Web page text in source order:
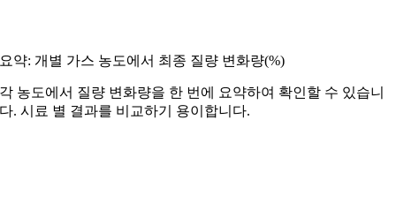
요약: 개별 가스 농도에서 최종 질량 변화량(%)
각 농도에서 질량 변화량을 한 번에 요약하여 확인할 수 있습니
다. 시료 별 결과를 비교하기 용이합니다.